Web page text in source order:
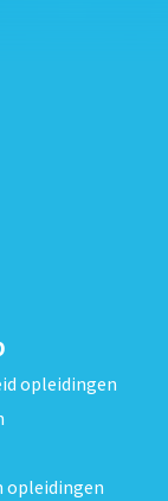
opleidingen
opleidingen